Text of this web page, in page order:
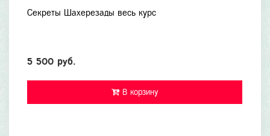
Секреты Шахерезады весь курс
5 500 руб.
В корзину